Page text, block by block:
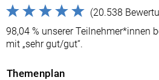
(20.538
98,04 % unserer Teilnehmer*innen
mit „sehr gut/gut“.
Themenplan